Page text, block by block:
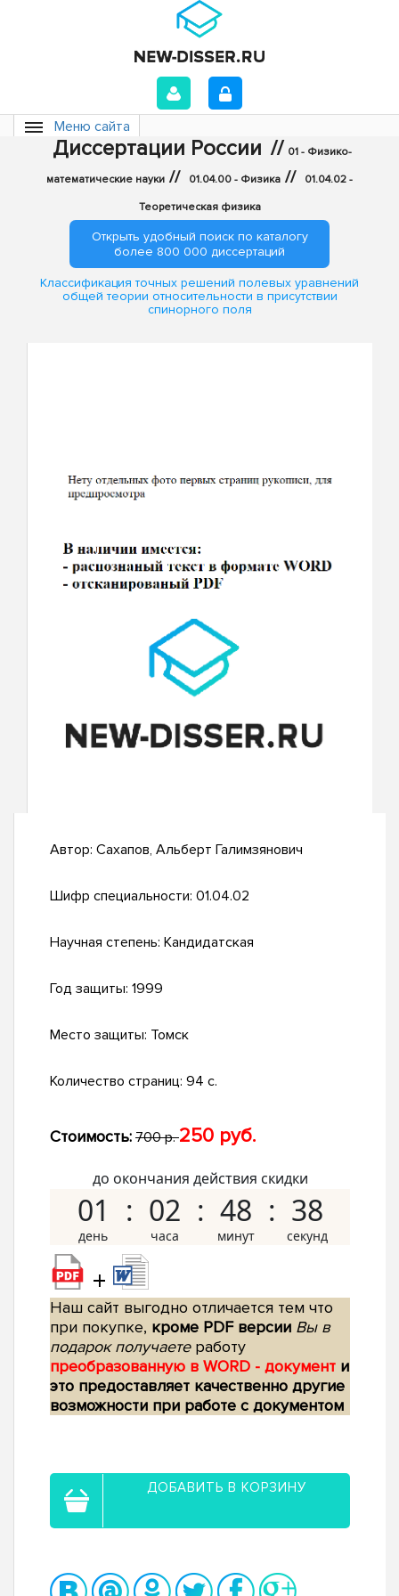
Меню сайта
Диссертации России // 01 - Физико-
математические науки // 01.04.00 - Физика // 01.04.02 -
Теоретическая физика
Открыть удобный поиск по каталогу
более 800 000 диссертаций
Классификация точных решений полевых уравнений
общей теории относительности в присутствии
спинорного поля
Автор: Сахапов, Альберт Галимзянович
Шифр специальности: 01.04.02
Научная степень: Кандидатская
Год защиты: 1999
Место защиты: Томск
Количество страниц: 94 с.
Стоимость: 700 р.250 руб.
до окончания действия скидки
01 02 48 37
+
Наш сайт выгодно отличается тем что
при покупке, кроме PDF версии Вы в
подарок получаетеработу
преобразованную в WORD - документ и
это предоставляет качественно другие
возможности при работе с документом
ДОБАВИТЬ В КОРЗИНУ